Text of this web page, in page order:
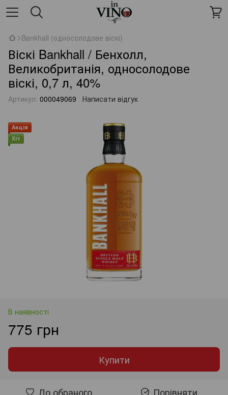
Bankhall (односолодове віскі)
Віскі Bankhall / Бенхолл,
Великобританія, односолодове
віскі, 0,7 л, 40%
Артикул: 000049069 Написати відгук
Акція
Хіт
В наявності
775 грн
Купити
До обраного Порівняти